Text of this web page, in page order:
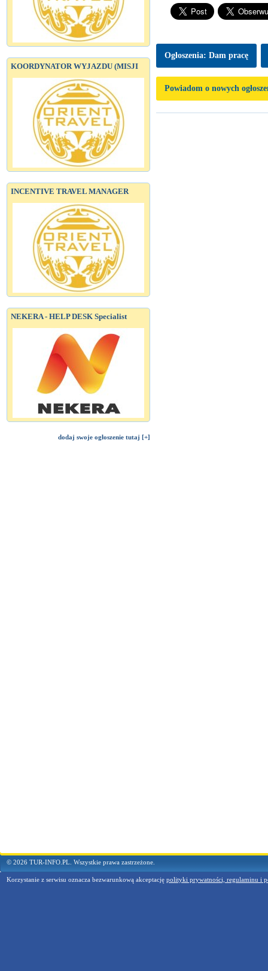
KOORDYNATOR WYJAZDU (MISJI
INCENTIVE TRAVEL MANAGER
NEKERA - HELP DESK Specialist
dodaj swoje ogłoszenie tutaj [+]
Ogłoszenia: Dam pracę
Powiadom o nowych
© 2026 TUR-INFO.PL. Wszystkie prawa zastrzeżone.
Korzystanie z serwisu oznacza bezwarunkową akceptację polityki prywatności, regulaminu i